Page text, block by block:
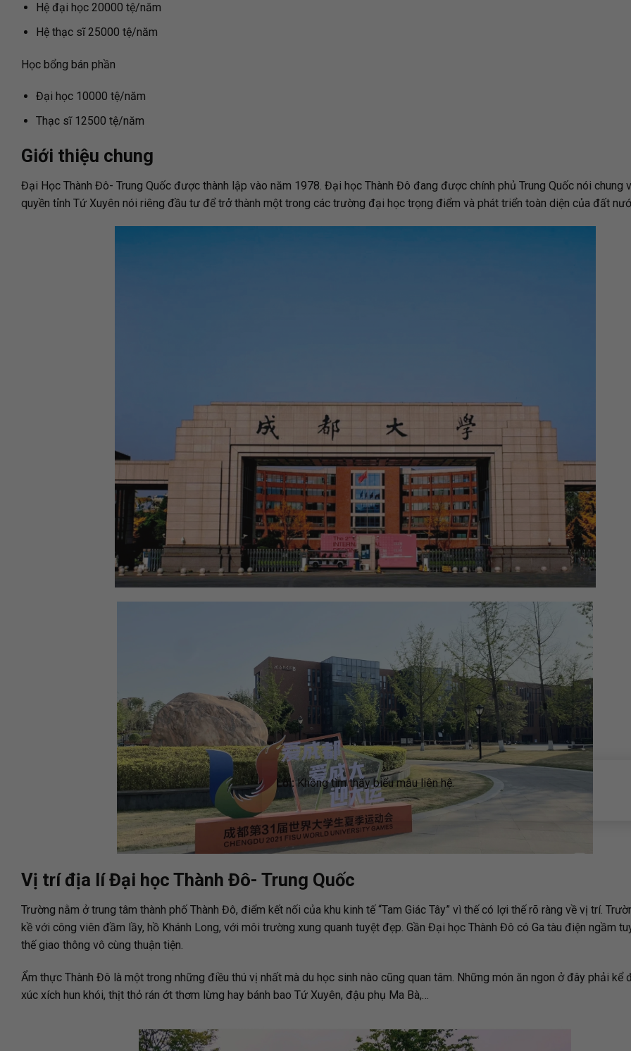
Lỗi:Không tìm thấy biểu mẫu liên hệ.
Hệ đại học 20000 tệ/năm
Hệ thạc sĩ 25000 tệ/năm
Học bổng bán phần
Đại học 10000 tệ/năm
Thạc sĩ 12500 tệ/năm
Giới thiệu chung
Đại Học Thành Đô- Trung Quốc được thành lập vào năm 1978. Đại học Thành Đô đang được chính phủ Trung Quốc nói chung
quyền tỉnh Tứ Xuyên nói riêng đầu tư để trở thành một trong các trường đại học trọng điểm và phát triển toàn diện của đất
Vị trí địa lí Đại học Thành Đô- Trung Quốc
Trường nằm ở trung tâm thành phố Thành Đô, điểm kết nối của khu kinh tế “Tam Giác Tây” vì thế có lợi thế rõ ràng về vị trí.
kề với công viên đầm lầy, hồ Khánh Long, với môi trường xung quanh tuyệt đẹp. Gần Đại học Thành Đô có Ga tàu điện ngầm
thế giao thông vô cùng thuận tiện.
Ẩm thực Thành Đô là một trong những điều thú vị nhất mà du học sinh nào cũng quan tâm. Những món ăn ngon ở đây phải kể
xúc xích hun khói, thịt thỏ rán ớt thơm lừng hay bánh bao Tứ Xuyên, đậu phụ Ma Bà,…